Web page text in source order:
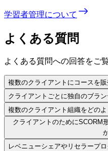
学習者管理について
よくある質問
よくある質問への回答をご
複数のクライアントにコースを
クライアントごとに独自のブラ
複数のクライアント組織をどの
クライアントのためにSCORM
レベニューシェアやリセラープ